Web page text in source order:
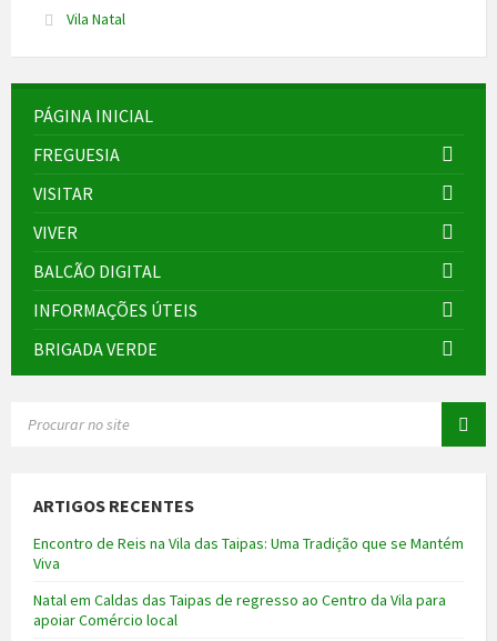
Vila Natal
PÁGINA INICIAL
FREGUESIA
VISITAR
VIVER
BALCÃO DIGITAL
INFORMAÇÕES ÚTEIS
BRIGADA VERDE
ARTIGOS RECENTES
Encontro de Reis na Vila das Taipas: Uma Tradição que se Mantém
Viva
Natal em Caldas das Taipas de regresso ao Centro da Vila para
apoiar Comércio local